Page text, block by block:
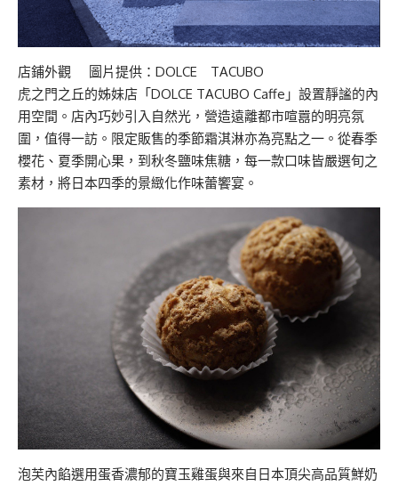
店鋪外觀 圖片提供：DOLCE TACUBO
虎之門之丘的姊妹店「DOLCE TACUBO Caffe」設置靜謐的內
用空間。店內巧妙引入自然光，營造遠離都市喧囂的明亮氛
圍，值得一訪。限定販售的季節霜淇淋亦為亮點之一。從春季
櫻花、夏季開心果，到秋冬鹽味焦糖，每一款口味皆嚴選旬之
素材，將日本四季的景緻化作味蕾饗宴。
泡芙內餡選用蛋香濃郁的寶玉雞蛋與來自日本頂尖高品質鮮奶